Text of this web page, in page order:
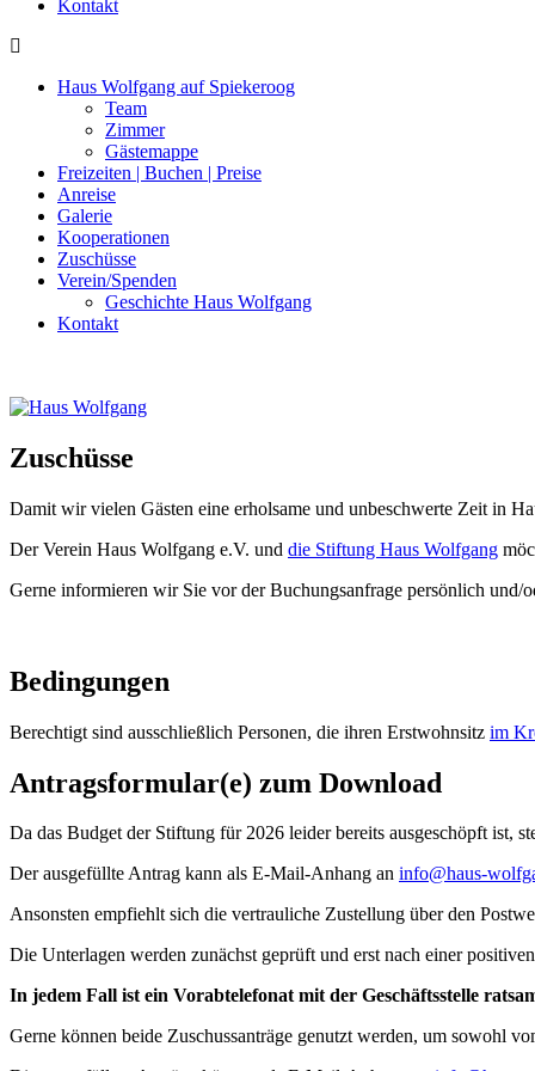
Kontakt
Haus Wolfgang auf Spiekeroog
Team
Zimmer
Gästemappe
Freizeiten | Buchen | Preise
Anreise
Galerie
Kooperationen
Zuschüsse
Verein/Spenden
Geschichte Haus Wolfgang
Kontakt
Zuschüsse
Damit wir vielen Gästen eine erholsame und unbeschwerte Zeit in
Der Verein Haus Wolfgang e.V. und die Stiftung Haus Wolfgang
Gerne informieren wir Sie vor der Buchungsanfrage persönlich und/
Bedingungen
Berechtigt sind ausschließlich Personen, die ihren Erstwohnsitz im
Antragsformular(e) zum Download
Da das Budget der Stiftung für 2026 leider bereits ausgeschöpft ist,
Der ausgefüllte Antrag kann als E-Mail-Anhang an info@haus-
Ansonsten empfiehlt sich die vertrauliche Zustellung über den
Die Unterlagen werden zunächst geprüft und erst nach einer
In jedem Fall ist ein Vorabtelefonat mit der Geschäftsstelle
Gerne können beide Zuschussanträge genutzt werden, um sowohl